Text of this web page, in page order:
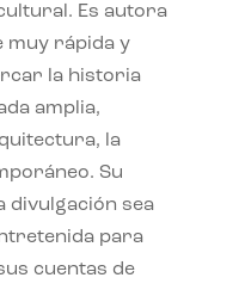
Es autora
muy rápida y
la historia
amplia,
la
Su
divulgación sea
para
cuentas de